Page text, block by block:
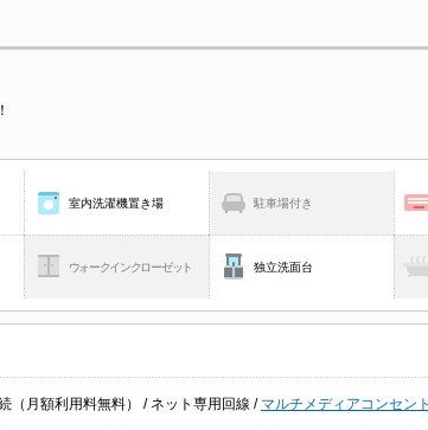
室内洗濯機置き場 駐車場付き
ウォークインクローゼット 独立洗面台
（月額利用料無料） / ネット専用回線 / マルチメディアコンセント